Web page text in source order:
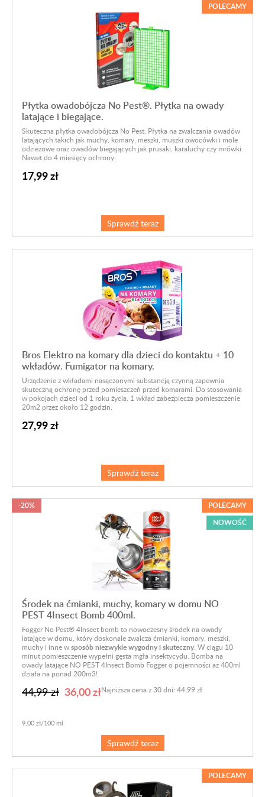
Płytka owadobójcza No Pest®. Płytka na owady
latające i biegające.
POLECAMY
Skuteczna płytka owadobójcza No Pest. Płytka na zwalczania owadów
latających takich jak muchy, komary, meszki, muszki owocówki i mole
odzieżowe oraz owadów biegających jak prusaki, karaluchy czy mrówki.
Nawet do 4 miesięcy ochrony.
17,99 zł
Sprawdź teraz
Bros Elektro na komary dla dzieci do kontaktu + 10
wkładów. Fumigator na komary.
Urządzenie z wkładami nasączonymi substancją czynną zapewnia
skuteczną ochronę przed pomieszczeń przed komarami. Do stosowania
w pokojach dzieci od 1 roku życia. 1 wkład zabezpiecza pomieszczenie
20m2 przez około 12 godzin.
27,99 zł
Sprawdź teraz
Środek na ćmianki, muchy, komary w domu NO
PEST 4Insect Bomb 400ml.
-20%
POLECAMY
NOWOŚĆ
Fogger No Pest® 4Insect bomb to nowoczesny środek na owady
latające w domu, który doskonale zwalcza ćmianki, komary, meszki,
muchy i innewsposób niezwykle wygodny i skuteczny. W ciągu 10
minut pomieszczenie wypełni gęsta mgła insektycydu. Bomba na
owady latające NO PEST 4Insect Bomb Fogger o pojemności aż 400ml
działa na ponad 200m3!
44,99 zł 36,00 zł
9,00 zł/100 ml
Najniższa cena z 30 dni: 44,99 zł
Sprawdź teraz
POLECAMY